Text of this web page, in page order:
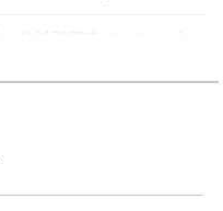
信託型円建てステーブル